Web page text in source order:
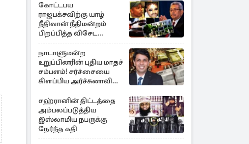
கோட்டபய
ராஜபக்சவிற்கு யாழ்
நீதிவான் நீதிமன்றம்
பிறப்பித்த விசேட
உத்தரவு!
நாடாளுமன்ற
உறுப்பினரின் புதிய மாதச்
சம்பளம்! சர்ச்சையை
கிளப்பிய அர்ச்சுனாவின்
அறிக்கை
சஹ்ரானின் திட்டத்தை
அம்பலப்படுத்திய
இஸ்லாமிய நபருக்கு
நேர்ந்த கதி